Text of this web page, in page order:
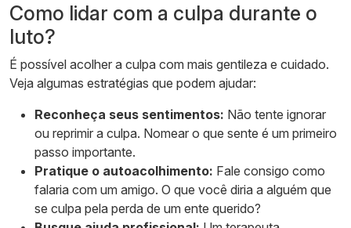
Como lidar com a culpa durante o
luto?
É possível acolher a culpa com mais gentileza e cuidado.
Veja algumas estratégias que podem ajudar:
Reconheça seus sentimentos: Não tente ignorar
ou reprimir a culpa. Nomear o que sente é um primeiro
passo importante.
Pratique o autoacolhimento: Fale consigo como
falaria com um amigo. O que você diria a alguém que
se culpa pela perda de um ente querido?